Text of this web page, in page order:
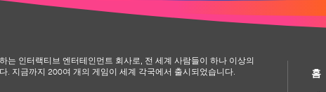
는 인터랙티브 엔터테인먼트 회사로, 전 세계 사람들이 하나 이상의
. 지금까지 200여 개의 게임이 세계 각국에서 출시되었습니다.
홈